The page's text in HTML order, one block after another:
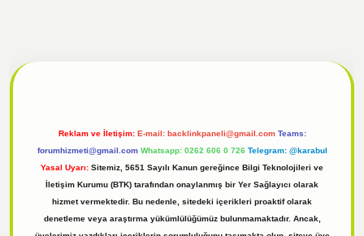
Reklam ve İletişim: E-mail: backlinkpaneli@gmail.com Teams:
forumhizmeti@gmail.com Whatsapp: 0262 606 0 726 Telegram: @karabul
Yasal Uyarı: Sitemiz, 5651 Sayılı Kanun gereğince Bilgi Teknolojileri ve
İletişim Kurumu (BTK) tarafından onaylanmış bir Yer Sağlayıcı olarak
hizmet vermektedir. Bu nedenle, sitedeki içerikleri proaktif olarak
denetleme veya araştırma yükümlülüğümüz bulunmamaktadır. Ancak,